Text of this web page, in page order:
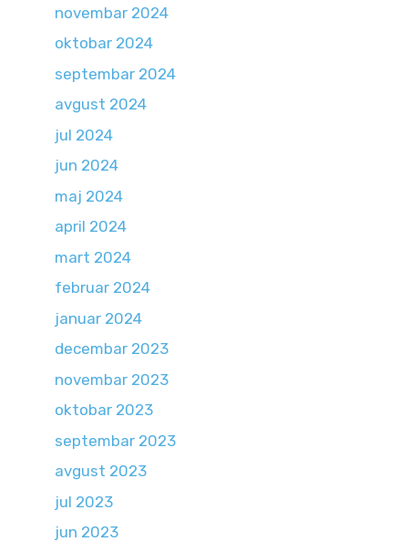
novembar 2024
oktobar 2024
septembar 2024
avgust 2024
jul 2024
jun 2024
maj 2024
april 2024
mart 2024
februar 2024
januar 2024
decembar 2023
novembar 2023
oktobar 2023
septembar 2023
avgust 2023
jul 2023
jun 2023